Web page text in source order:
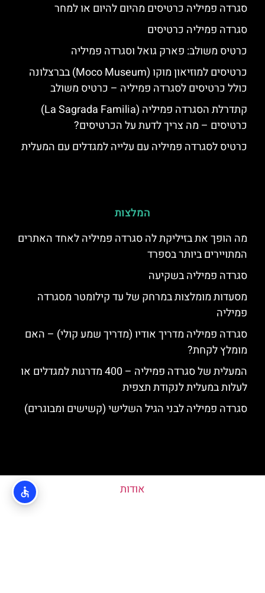
סגרדה פמיליה כרטיסים מהיום להיום או למחר
סגרדה פמיליה כרטיסים
כרטיס משולב: פארק גואל וסגרדה פמיליה
כרטיסים למוזיאון מוקו (Moco Museum) בברצלונה
כולל כרטיסים לסגרדה פמיליה – כרטיס משולב
קתדרלת הסגרדה פמיליה (La Sagrada Familia)
כרטיסים – מה צריך לדעת על הכרטיסים?
כרטיס לסגרדה פמיליה עם עלייה למגדלים עם המעלית
המלצות
מה הופך את בזיליקת לה סגרדה פמיליה לאחד האתרים
המתויירים ביותר בספרד
סגרדה פמיליה בשקיעה
מסעדות מומלצות במרחק של עד קילומטר מסגרדה
פמיליה
סגרדה פמיליה מדריך אודיו (מדריך שמע קולי) – האם
מומלץ לקחת?
המעלית של סגרדה פמיליה – 400 מדרגות למגדלים או
לעלות במעלית לנקודת תצפית
סגרדה פמיליה לבני הגיל השלישי (קשישים ומבוגרים)
אודות